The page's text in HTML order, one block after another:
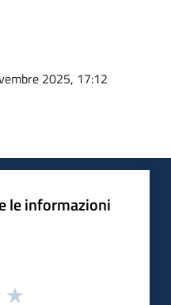
2025, 17:12
le informazioni